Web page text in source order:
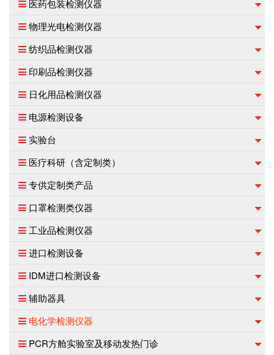
医药包装检测仪器
物理光电检测仪器
纺织品检测仪器
印刷品检测仪器
日化用品检测仪器
电源检测设备
实验台
医疗科研（含定制类）
专供定制类产品
口罩检测类仪器
工业品检测仪器
进口检测设备
IDM进口检测设备
辅助器具
电化学检测仪器
PCR方舱实验室及移动发热门诊